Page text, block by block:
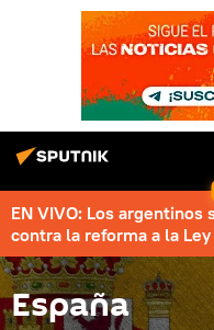
EN VIVO: Los
contra la reforma a la
España